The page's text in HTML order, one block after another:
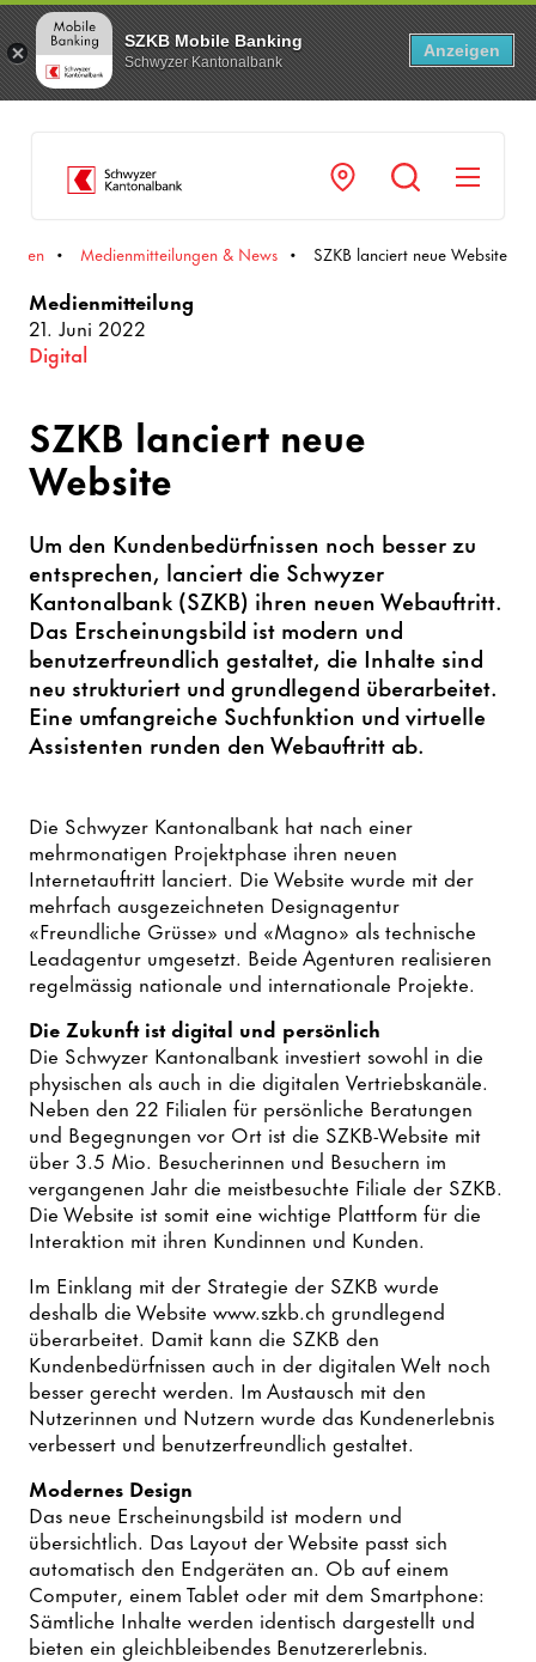
SZKB Mobile Banking
Schwyzer Kantonalbank
Anzeigen
Medienmitteilungen & News SZKB lanciert neue Website
Medienmitteilung
21. Juni 2022
Digital
SZKB lanciert neue
Website
Um den Kundenbedürfnissen noch besser zu
entsprechen, lanciert die Schwyzer
Kantonalbank (SZKB) ihren neuen Webauftritt.
Das Erscheinungsbild ist modern und
benutzerfreundlich gestaltet, die Inhalte sind
neu strukturiert und grundlegend überarbeitet.
Eine umfangreiche Suchfunktion und virtuelle
Assistenten runden den Webauftritt ab.
Die Schwyzer Kantonalbank hat nach einer
mehrmonatigen Projektphase ihren neuen
Internetauftritt lanciert. Die Website wurde mit der
mehrfach ausgezeichneten Designagentur
«Freundliche Grüsse» und «Magno» als technische
Leadagentur umgesetzt. Beide Agenturen realisieren
regelmässig nationale und internationale Projekte.
Die Zukunft ist digital und persönlich
Die Schwyzer Kantonalbank investiert sowohl in die
physischen als auch in die digitalen Vertriebskanäle.
Neben den 22 Filialen für persönliche Beratungen
und Begegnungen vor Ort ist die SZKB-Website mit
über 3.5 Mio. Besucherinnen und Besuchern im
vergangenen Jahr die meistbesuchte Filiale der SZKB.
Die Website ist somit eine wichtige Plattform für die
Interaktion mit ihren Kundinnen und Kunden.
Im Einklang mit der Strategie der SZKB wurde
deshalb die Website www.szkb.ch grundlegend
überarbeitet. Damit kann die SZKB den
Kundenbedürfnissen auch in der digitalen Welt noch
besser gerecht werden. Im Austausch mit den
Nutzerinnen und Nutzern wurde das Kundenerlebnis
verbessert und benutzerfreundlich gestaltet.
Modernes Design
Das neue Erscheinungsbild ist modern und
übersichtlich. Das Layout der Website passt sich
automatisch den Endgeräten an. Ob auf einem
Computer, einem Tablet oder mit dem Smartphone:
Sämtliche Inhalte werden identisch dargestellt und
bieten ein gleichbleibendes Benutzererlebnis.